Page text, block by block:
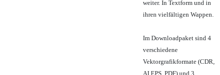
weiter. In Textform und in
ihren vielfältigen Wappen.
Im Downloadpaket sind 4
verschiedene
Vektorgrafikformate (CDR,
AI EPS, PDF) und 3